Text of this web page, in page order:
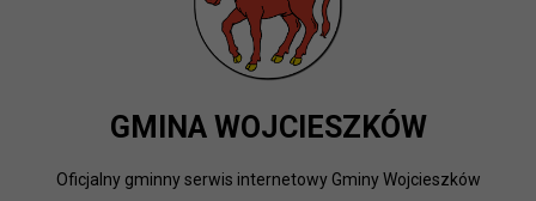
GMINA WOJCIESZKÓW
Oficjalny gminny serwis internetowy Gminy Wojcieszków